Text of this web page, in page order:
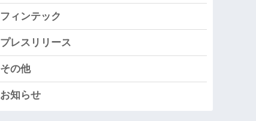
フィンテック
プレスリリース
その他
お知らせ